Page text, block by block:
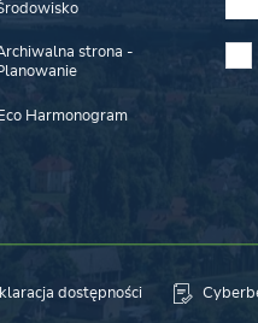
strona -
Eco Harmonogram
dostępności